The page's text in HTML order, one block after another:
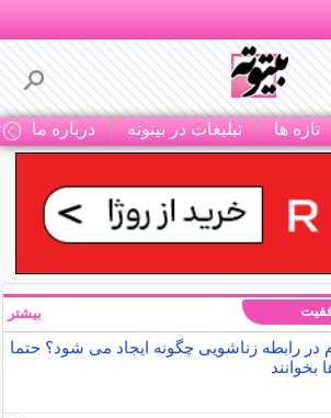
تازه ها تبلیغات در بیتوته درباره ما
در رابطه زناشویی چگونه ایجاد می شود؟ حتما
بخوانند
بیشتر